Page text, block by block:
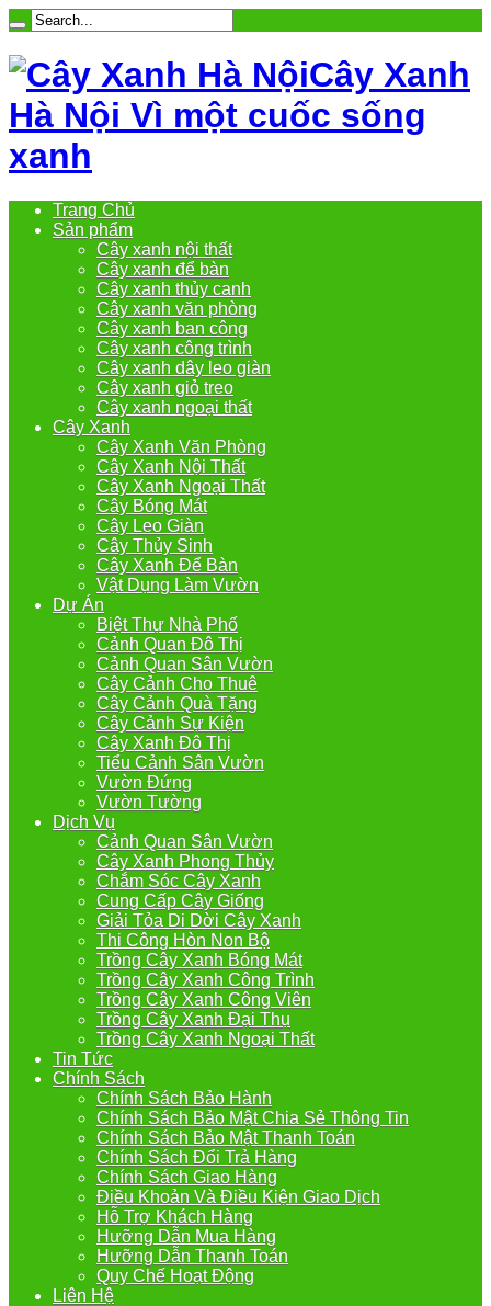
Cây Xanh
Hà Nội Vì một cuốc sống
xanh
Trang Chủ
Sản phẩm
Cây xanh nội thất
Cây xanh để bàn
Cây xanh thủy canh
Cây xanh văn phòng
Cây xanh ban công
Cây xanh công trình
Cây xanh dây leo giàn
Cây xanh giỏ treo
Cây xanh ngoại thất
Cây Xanh
Cây Xanh Văn Phòng
Cây Xanh Nội Thất
Cây Xanh Ngoại Thất
Cây Bóng Mát
Cây Leo Giàn
Cây Thủy Sinh
Cây Xanh Để Bàn
Vật Dụng Làm Vườn
Dự Án
Biệt Thự Nhà Phố
Cảnh Quan Đô Thị
Cảnh Quan Sân Vườn
Cây Cảnh Cho Thuê
Cây Cảnh Quà Tặng
Cây Cảnh Sự Kiện
Cây Xanh Đô Thị
Tiểu Cảnh Sân Vườn
Vườn Đứng
Vườn Tường
Dịch Vụ
Cảnh Quan Sân Vườn
Cây Xanh Phong Thủy
Chắm Sóc Cây Xanh
Cung Cấp Cây Giống
Giải Tỏa Di Dời Cây Xanh
Thi Công Hòn Non Bộ
Trồng Cây Xanh Bóng Mát
Trồng Cây Xanh Công Trình
Trồng Cây Xanh Công Viên
Trồng Cây Xanh Đại Thụ
Trồng Cây Xanh Ngoại Thất
Tin Tức
Chính Sách
Chính Sách Bảo Hành
Chính Sách Bảo Mật Chia Sẻ Thông Tin
Chính Sách Bảo Mật Thanh Toán
Chính Sách Đổi Trả Hàng
Chính Sách Giao Hàng
Điều Khoản Và Điều Kiện Giao Dịch
Hỗ Trợ Khách Hàng
Hưỡng Dẫn Mua Hàng
Hưỡng Dẫn Thanh Toán
Quy Chế Hoạt Động
Liên Hệ